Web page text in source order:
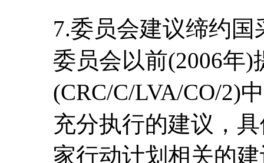
7.委员会建议缔约
委员会以前(2006年)
(CRC/C/LVA/CO/2)
充分执行的建议，
家行动计划相关的